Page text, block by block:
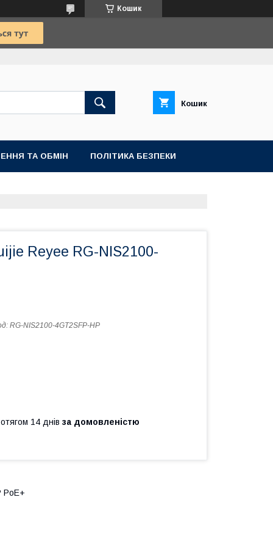
Кошик
Кошик
ТА ОБМІН ПОЛІТИКА БЕЗПЕКИ
Reyee RG-NIS2100-
RG-NIS2100-4GT2SFP-HP
14 днів за домовленістю
PoE+